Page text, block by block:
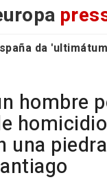
da
hombre
una